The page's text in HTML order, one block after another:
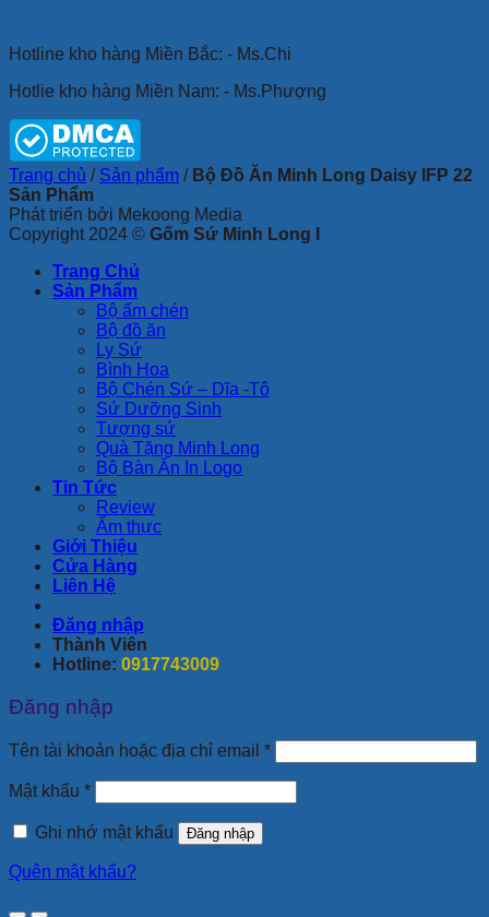
Hotline kho hàng Miền Bắc: - Ms.Chi
Hotlie kho hàng Miền Nam: - Ms.Phượng
Trang chủ / Sản phẩm / Bộ Đồ Ăn Minh Long Daisy IFP 22
Sản Phẩm
Phát triển bởi Mekoong Media
Copyright 2024 © Gốm Sứ Minh Long I
Trang Chủ
Sản Phẩm
Bộ ấm chén
Bộ đồ ăn
Ly Sứ
Bình Hoa
Bộ Chén Sứ – Dĩa -Tô
Sứ Dưỡng Sinh
Tượng sứ
Quà Tặng Minh Long
Bộ Bàn Ăn In Logo
Tin Tức
Review
Ẩm thực
Giới Thiệu
Cửa Hàng
Liên Hệ
Đăng nhập
Thành Viên
Hotline: 0917743009
Đăng nhập
Tên tài khoản hoặc địa chỉ email *Bắt
buộc
Mật khẩu *Bắt
buộc
Ghi nhớ mật khẩu
Đăng nhập
Quên mật khẩu?